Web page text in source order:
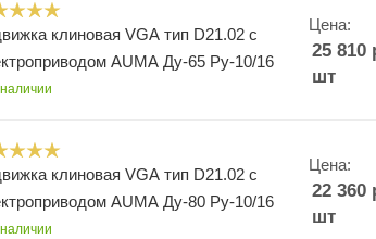
клиновая VGA тип D21.02 с
AUMA Ду-65 Ру-10/16
Цена:
25 810
шт
клиновая VGA тип D21.02 с
AUMA Ду-80 Ру-10/16
Цена:
22 360
шт